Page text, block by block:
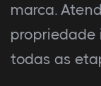
marca.
Experiência
na proteção